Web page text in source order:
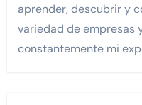
aprender, descubrir y
variedad de empresas
constantemente mi